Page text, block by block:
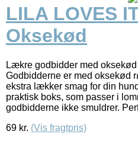
LILA LOVES
Oksekød
Lækre godbidder med oksekød
Godbidderne er med oksekød
ekstra lækker smag for din
praktisk boks, som passer i
godbidderne ikke smuldrer.
69 kr. (Vis fragtpris)